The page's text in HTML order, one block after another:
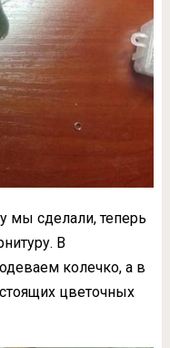
мы сделали, теперь
В
колечко, а в
цветочных